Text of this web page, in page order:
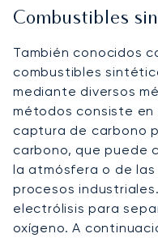
Combustibles
También conocidos
combustibles
mediante diversos
métodos consiste
captura de carbono
carbono, que puede
la atmósfera o de
procesos
electrólisis para
oxígeno. A